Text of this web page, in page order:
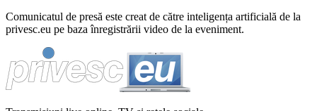
Comunicatul de presă este creat de către inteligența artificială de la
privesc.eu pe baza înregistrării video de la eveniment.